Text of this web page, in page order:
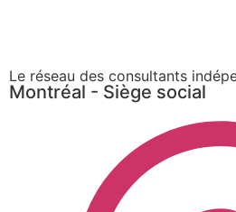
Le réseau des consultants
Montréal - Siège social